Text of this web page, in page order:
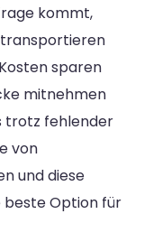
kommt,
sparen
mitnehmen
trotz fehlender
von
und diese
beste Option für